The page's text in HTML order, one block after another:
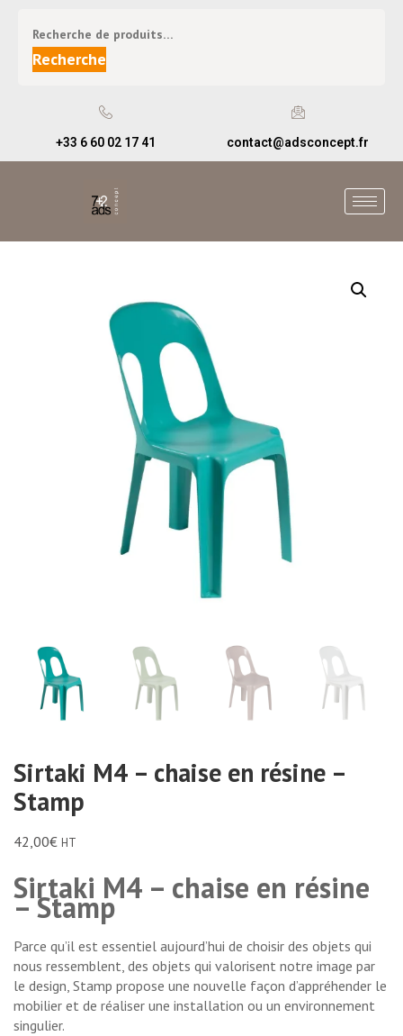
Recherche
+33 6 60 02 17 41 contact@adsconcept.fr
Sirtaki M4 – chaise en résine –
Stamp
42,00€ HT
Sirtaki M4 – chaise en résine
– Stamp
Parce qu’il est essentiel aujourd’hui de choisir des objets qui
nous ressemblent, des objets qui valorisent notre image par
le design, Stamp propose une nouvelle façon d’appréhender le
mobilier et de réaliser une installation ou un environnement
singulier.